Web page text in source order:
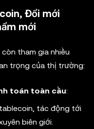
Đổi mới
mới
tham gia nhiều
trọng của thị trường:
toán toàn cầu:
tác động tới
biên giới.